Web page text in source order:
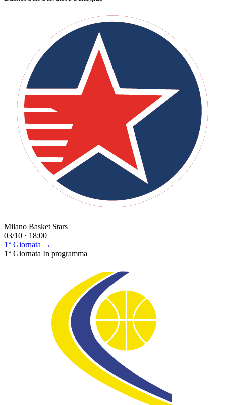
Milano Basket Stars
03/10 · 18:00
1° Giornata →
1° Giornata In programma